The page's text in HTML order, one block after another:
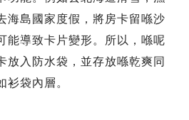
海島國家度假，將房卡留喺沙
能導致卡片變形。所以，喺呢
放入防水袋，並存放喺乾爽同
衫袋內層。